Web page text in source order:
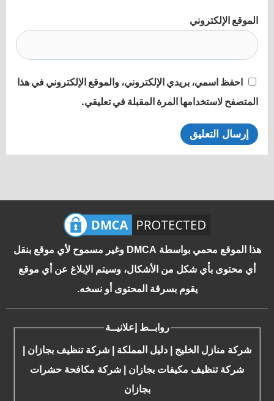
الموقع الإلكتروني
احفظ اسمي، بريدي الإلكتروني، والموقع الإلكتروني في هذا
المتصفح لاستخدامها المرة المقبلة في تعليقي.
هذا الموقع محمي بواسطة DMCA وغير مسموح لأي موقع بنقل
أي محتوى بأي شكل من الأشكال، وسيتم الإبلاغ عن أي موقع
يقوم بسرقة المحتوى أو نسخه.
روابــط إعلانيــة
شركة منازل الخليج دليل المملكة شركة تنظيف بجازان
شركة تنظيف مكيفات بجازان
شركة مكافحة حشرات
بجازان